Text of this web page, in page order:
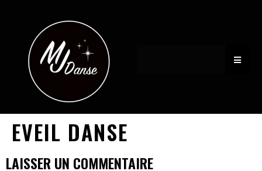
EVEIL DANSE
LAISSER UN COMMENTAIRE